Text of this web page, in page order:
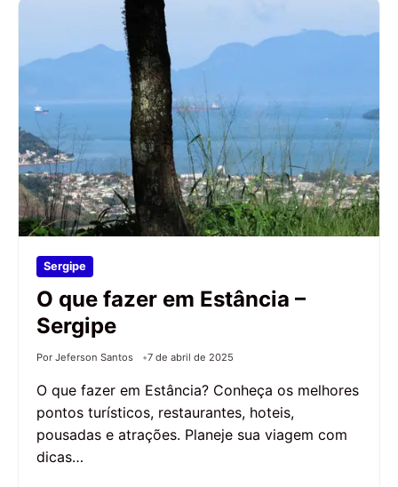
Sergipe
O que fazer em Estância –
Sergipe
Por Jeferson Santos 7 de abril de 2025
O que fazer em Estância? Conheça os melhores
pontos turísticos, restaurantes, hoteis,
pousadas e atrações. Planeje sua viagem com
dicas…